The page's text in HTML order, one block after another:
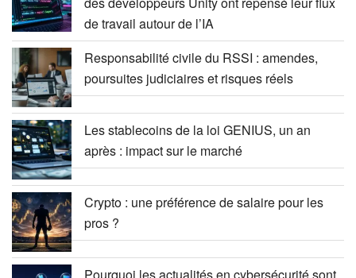
de travail autour de l’IA
Responsabilité civile du RSSI : amendes,
poursuites judiciaires et risques réels
Les stablecoins de la loi GENIUS, un an
après : impact sur le marché
Crypto : une préférence de salaire pour les
pros ?
Pourquoi les actualités en cybersécurité sont